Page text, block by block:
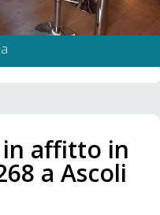
affitto in
a Ascoli